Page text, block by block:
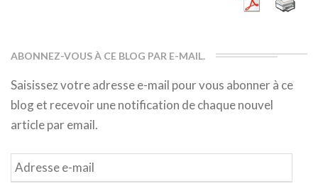
ABONNEZ-VOUS À CE BLOG PAR E-MAIL.
Saisissez votre adresse e-mail pour vous abonner à ce
blog et recevoir une notification de chaque nouvel
article par email.
Adresse
e-